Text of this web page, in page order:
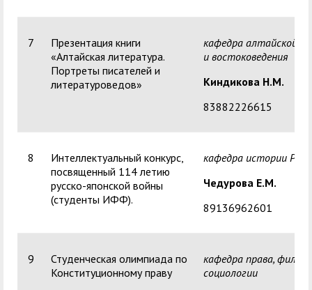
7
Презентация книги
«Алтайская литература.
Портреты писателей и
литературоведов»
кафедра алтайской
и востоковедения
Киндикова Н.М.
83882226615
8
Интеллектуальный конкурс,
посвященный 114 летию
русско-японской войны
(студенты ИФФ).
кафедра истории
Чедурова Е.М.
89136962601
9
Студенческая олимпиада по
Конституционному праву
кафедра права,
социологии